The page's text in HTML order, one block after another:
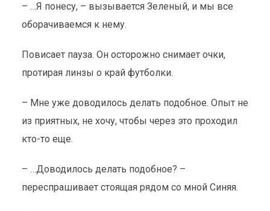
– …Я понесу, – вызывается Зеленый, и мы все
оборачиваемся к нему.
Повисает пауза. Он осторожно снимает очки,
протирая линзы о край футболки.
– Мне уже доводилось делать подобное. Опыт не
из приятных, не хочу, чтобы через это проходил
кто-то еще.
– …Доводилось делать подобное? –
переспрашивает стоящая рядом со мной Синяя.